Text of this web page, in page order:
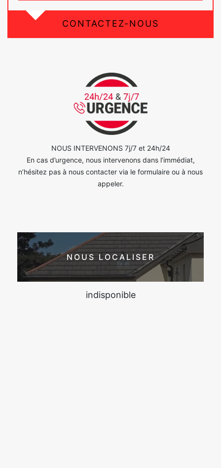
CONTACTEZ-NOUS
NOUS INTERVENONS 7j/7 et 24h/24
En cas d’urgence, nous intervenons dans l’immédiat,
n’hésitez pas à nous contacter via le formulaire ou à nous
appeler.
NOUS LOCALISER
indisponible